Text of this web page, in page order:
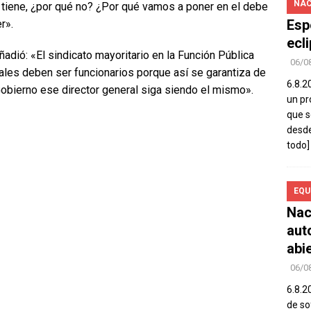
¿por qué no? ¿Por qué vamos a poner en el debe
«El sindicato mayoritario en la Función Pública
deben ser funcionarios porque así se garantiza de
ese director general siga siendo el mismo».
06/
un
que
todo]
06/
de